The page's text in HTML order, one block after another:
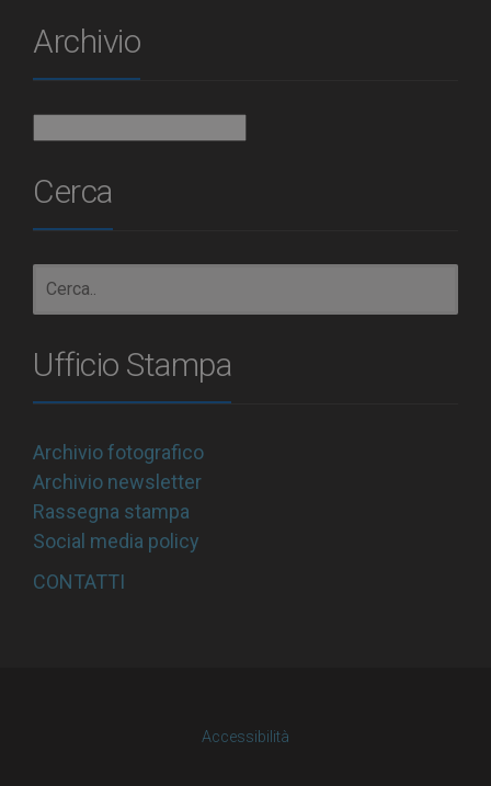
Archivio
Cerca
Ufficio Stampa
Archivio fotografico
Archivio newsletter
Rassegna stampa
Social media policy
CONTATTI
Accessibilità